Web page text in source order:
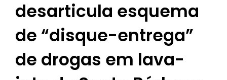
desarticula esquema
de “disque-entrega”
de drogas em lava-